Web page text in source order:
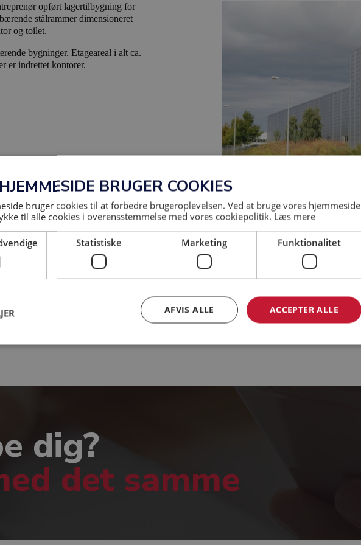
opført lagertilbygning for
stålrammer dimensioneret
og toilet.
bygninger. Etageareal i alt ca.
er indrettet kontorer.
dig?
det samme
BRUGER COOKIES
bruger cookies til at forbedre brugeroplevelsen. Ved at bruge vores hjemmeside
til alle cookies i overensstemmelse med vores cookiepolitik. Læs mere
Statistiske Marketing Funktionalitet
ACCEPTER ALLE
AFVIS ALLE